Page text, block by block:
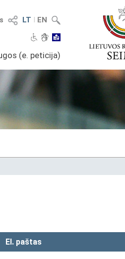
LT I EN
(e. peticija)
El. paštas